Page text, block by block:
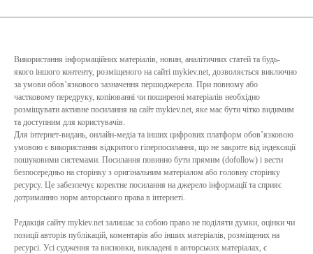
Використання інформаційних матеріалів, новин, аналітичних статей та будь-
якого іншого контенту, розміщеного на сайті mykiev.net, дозволяється виключно
за умови обов’язкового зазначення першоджерела. При повному або
частковому передруку, копіюванні чи поширенні матеріалів необхідно
розміщувати активне посилання на сайт mykiev.net, яке має бути чітко видимим
та доступним для користувачів.
Для інтернет-видань, онлайн-медіа та інших цифрових платформ обов’язковою
умовою є використання відкритого гіперпосилання, що не закрите від індексації
пошуковими системами. Посилання повинно бути прямим (dofollow) і вести
безпосередньо на сторінку з оригінальним матеріалом або головну сторінку
ресурсу. Це забезпечує коректне посилання на джерело інформації та сприяє
дотриманню норм авторського права в інтернеті.
Редакція сайту mykiev.net залишає за собою право не поділяти думки, оцінки чи
позиції авторів публікацій, коментарів або інших матеріалів, розміщених на
ресурсі. Усі судження та висновки, викладені в авторських матеріалах, є